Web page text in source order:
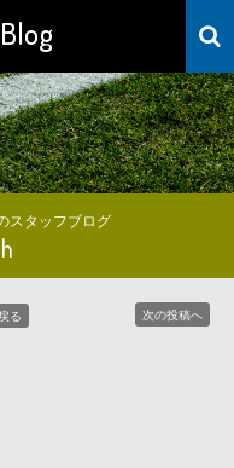
スタッフブログ
る 次の投稿へ